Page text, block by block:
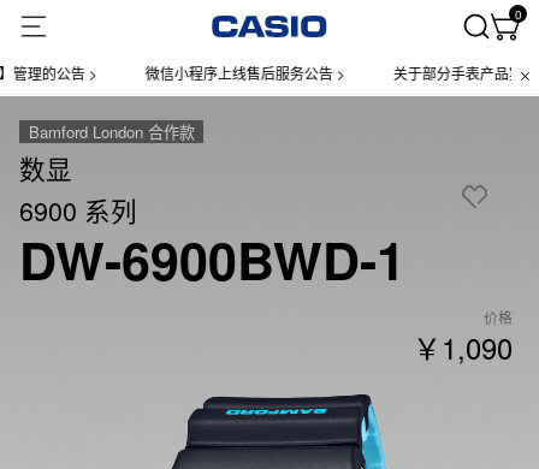
0
的公告 > 微信小程序上线售后服务公告 > 关于部分手表产品实施【
Bamford London 合作款
数显
6900 系列
DW-6900BWD-1
价格
￥1,090